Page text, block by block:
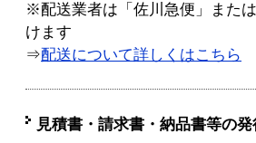
※配送業者は「佐川急便」また
けます
⇒配送について詳しくはこちら
見積書・請求書・納品書等の